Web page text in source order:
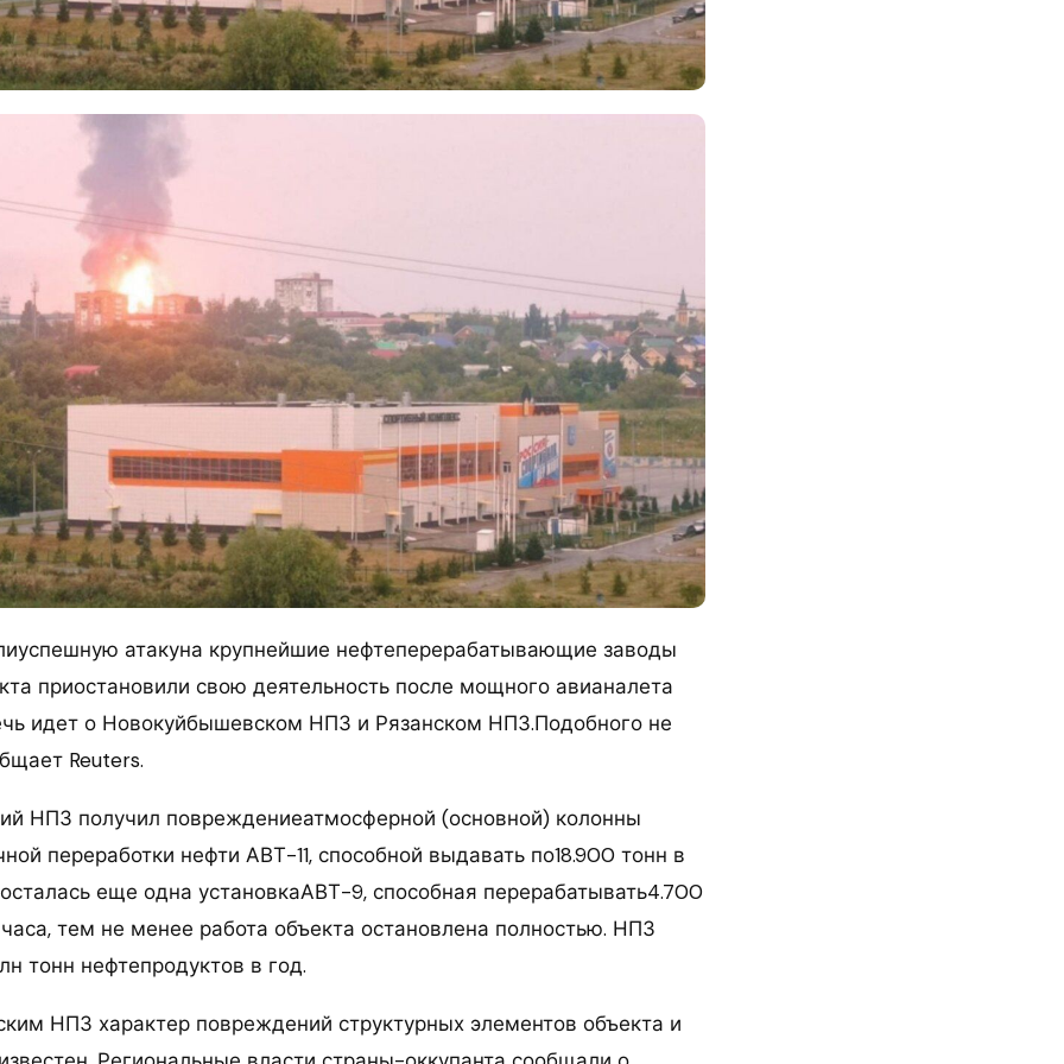
атакуна крупнейшие нефтеперерабатывающие заводы
приостановили свою деятельность после мощного авианалета
идет о Новокуйбышевском НПЗ и Рязанском НПЗ.Подобного не
Reuters.
НПЗ получил повреждениеатмосферной (основной) колонны
переработки нефти АВТ-11, способной выдавать по18.900 тонн в
еще одна установкаАВТ-9, способная перерабатывать4.700
тем не менее работа объекта остановлена полностью. НПЗ
тонн нефтепродуктов в год.
НПЗ характер повреждений структурных элементов объекта и